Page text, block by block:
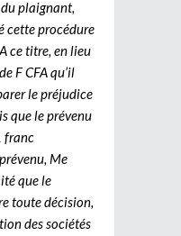
plaignant,
cette procédure
ce titre, en lieu
F CFA qu’il
le préjudice
que le prévenu
franc
Me
que le
toute décision,
des sociétés